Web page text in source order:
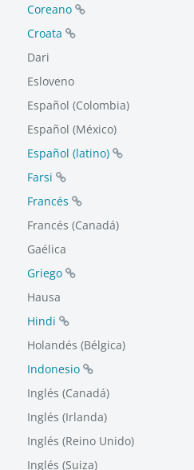
Coreano
Croata
Dari
Esloveno
Español (Colombia)
Español (México)
Español (latino)
Farsi
Francés
Francés (Canadá)
Gaélica
Griego
Hausa
Hindi
Holandés (Bélgica)
Indonesio
Inglés (Canadá)
Inglés (Irlanda)
Inglés (Reino Unido)
Inglés (Suiza)